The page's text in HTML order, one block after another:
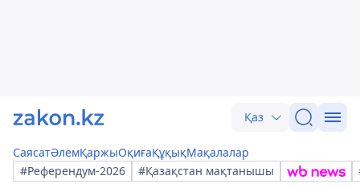
Қаз
СаясатӘлемҚаржыОқиғаҚұқықМақалалар
#Референдум-2026
#Қазақстан мақтанышы